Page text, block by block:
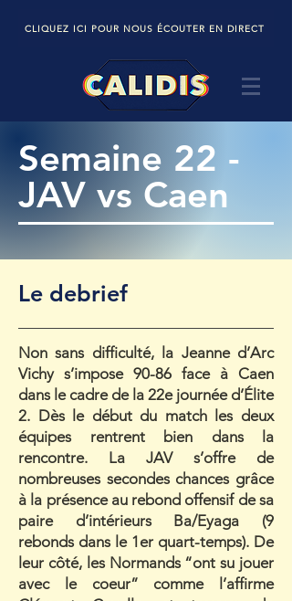
CLIQUEZ ICI POUR NOUS ÉCOUTER EN DIRECT
Semaine 22 -
JAV vs Caen
Le debrief
Non sans difficulté, la Jeanne d’Arc
Vichy s’impose 90-86 face à Caen
dans le cadre de la 22e journée d’Élite
2. Dès le début du match les deux
équipes rentrent bien dans la
rencontre. La JAV s’offre de
nombreuses secondes chances grâce
à la présence au rebond offensif de sa
paire d’intérieurs Ba/Eyaga (9
rebonds dans le 1er quart-temps). De
leur côté, les Normands “ont su jouer
avec le coeur” comme l’affirme